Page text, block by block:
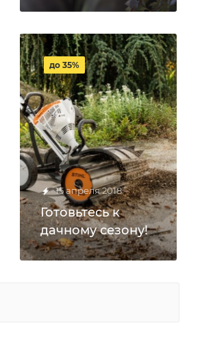
15 апреля 2018
Готовьтесь к
дачному сезону!
до 35%